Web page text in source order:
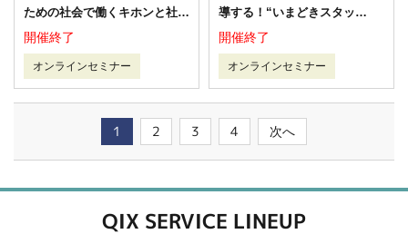
ための社会で働くキホンと社会
人マナー
オンラインセミナー
開催終了
導する！“いまどきスタッ
フ”の上手な育て方セミナー
オンラインセミナー
開催終了
1 2 3 4 次へ
QIX SERVICE LINEUP